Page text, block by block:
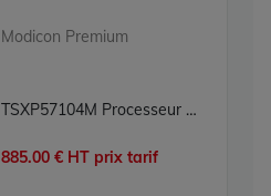
Modicon Premium
TSXP57104M Processeur Modicon Premium Schneider Electric
885.00 € HT prix tarif